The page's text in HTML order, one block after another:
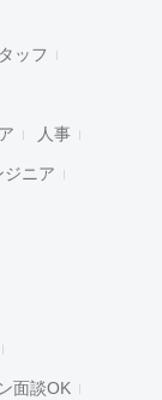
ッフ
人事
ジニア
面談OK